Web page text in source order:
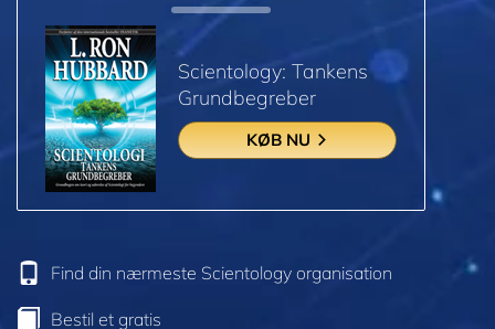
Scientology: Tankens
Grundbegreber
KØB NU
Find din nærmeste Scientology organisation
Bestil et gratis